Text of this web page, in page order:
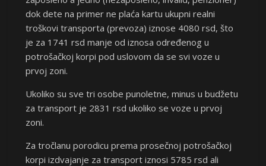
dok dete na primer ne plaća kartu ukupni realni
troškovi transporta (prevoza) iznose 4080 rsd, što
je za 1741 rsd manje od iznosa određenog u
potrošačkoj korpi pod uslovom da se svi voze u
prvoj zoni.
Ukoliko su sve tri osobe punoletne, minus u budžetu
za transport je 2831 rsd ukoliko se voze u prvoj
zoni.
Za tročlanu porodicu prema prosečnoj potrošačkoj
korpi izdvajanje za transport iznosi 5785 rsd ali